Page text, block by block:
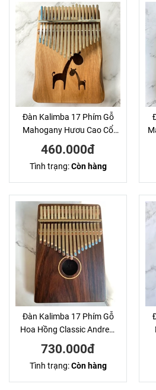
Đàn Kalimba 17 Phím Gỗ
Mahogany Hươu Cao Cổ
Classic KaLinh
460.000đ
Tình trạng:Còn hàng
Đàn Kalimba 17 Phím Gỗ
Hoa Hồng Classic Andrew
KaLinh
730.000đ
Tình trạng:Còn hàng